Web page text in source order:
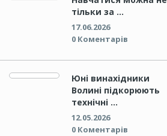
тільки за …
17.06.2026
0 Коментарів
Юні винахідники
Волині підкорюють
технічні …
12.05.2026
0 Коментарів